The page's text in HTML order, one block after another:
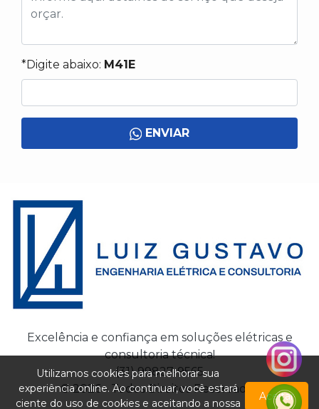
*Digite abaixo: M41E
ENVIAR
Excelência e confiança em soluções elétricas e
consultoria técnica!
(31) 99827-9565
© 2026 - Todos Direitos Reservados
Utilizamos cookies para melhorar sua
experiência online. Ao continuar, você estará
ciente do uso de cookies e aceitando a nossa
Aceitar